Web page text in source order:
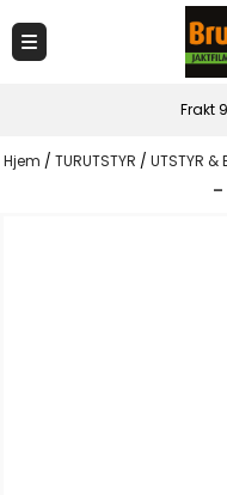
Hopp til innhold
Frakt
Hjem / TURUTSTYR / UTSTYR &